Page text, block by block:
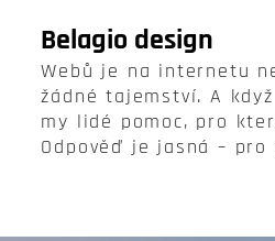
content
Belagio design
Webů je na internetu
žádné tajemství. A
my lidé pomoc, pro
Odpověď je jasná –